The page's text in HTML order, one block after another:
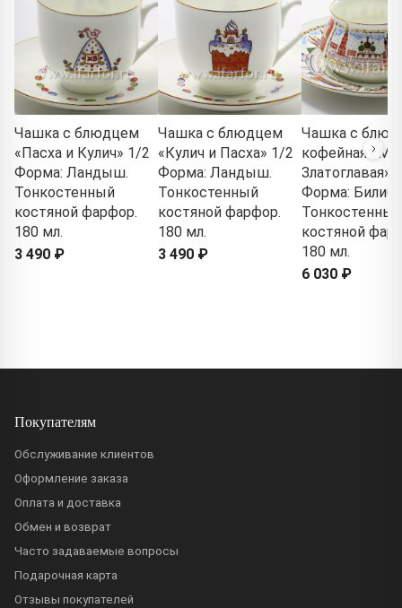
Чашка с блюдцем
«Пасха и Кулич» 1/2
Форма: Ландыш.
Тонкостенный
костяной фарфор.
180 мл.
3 490 ₽
Чашка с блюдцем
«Кулич и Пасха» 1/2
Форма: Ландыш.
Тонкостенный
костяной фарфор.
180 мл.
3 490 ₽
Чашка с
кофейная
Златоглавая»
Форма:
Тонкостенный
костяной
180 мл.
6 030 ₽
Покупателям
Обслуживание клиентов
Оформление заказа
Оплата и доставка
Обмен и возврат
Часто задаваемые вопросы
Подарочная карта
Отзывы покупателей